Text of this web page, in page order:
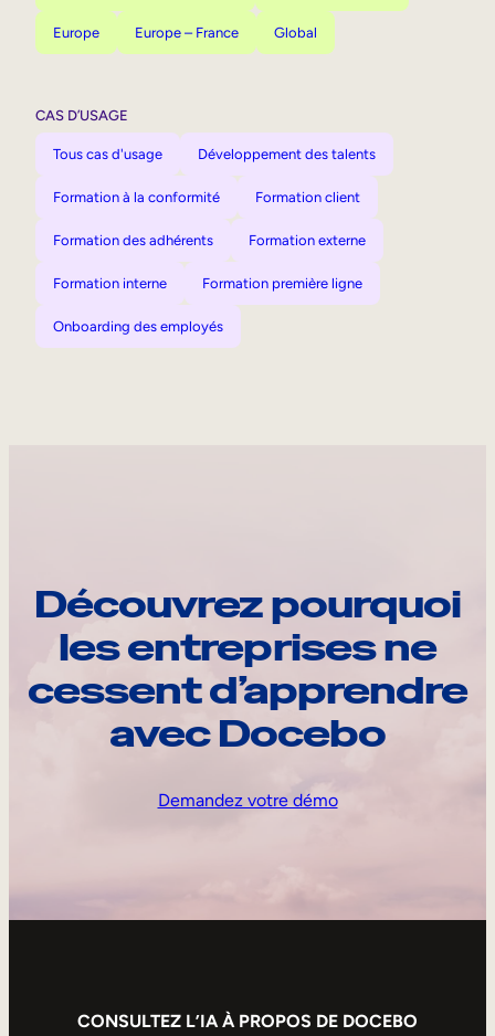
Europe Europe – France Global
CAS D’USAGE
Tous cas d'usage Développement des talents
Formation à la conformité Formation client
Formation des adhérents Formation externe
Formation interne Formation première ligne
Onboarding des employés
Découvrez pourquoi
les entreprises ne
cessent d’apprendre
avec Docebo
Demandez votre démo
CONSULTEZ L’IA À PROPOS DE DOCEBO